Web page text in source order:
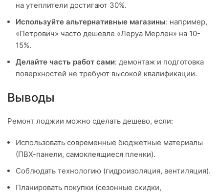
на утеплители достигают 30%.
Используйте альтернативные магазины: например,
«Петрович» часто дешевле «Леруа Мерлен» на 10-
15%.
Делайте часть работ сами: демонтаж и подготовка
поверхностей не требуют высокой квалификации.
Выводы
Ремонт лоджии можно сделать дешево, если:
Использовать современные бюджетные материалы
(ПВХ-панели, самоклеящиеся пленки).
Соблюдать технологию (гидроизоляция, вентиляция).
Планировать покупки (сезонные скидки,